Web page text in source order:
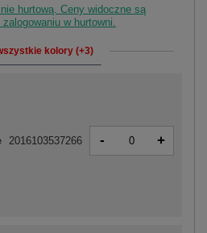
hurtową. Ceny widoczne są
w hurtowni.
kolory (+3)
2016103537266 - +